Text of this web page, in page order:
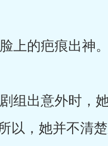
的疤痕出神。
组出意外时，
以，她并不清